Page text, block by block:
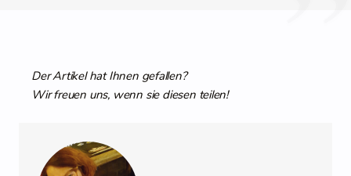
Der Artikel hat Ihnen gefallen?
Wir freuen uns, wenn sie diesen teilen!